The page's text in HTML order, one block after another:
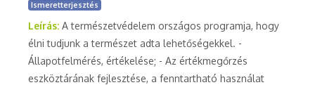
Ismeretterjesztés
Leírás: A természetvédelem országos programja, hogy
élni tudjunk a természet adta lehetőségekkel. -
Állapotfelmérés, értékelése; - Az értékmegőrzés
eszköztárának fejlesztése, a fenntartható használat